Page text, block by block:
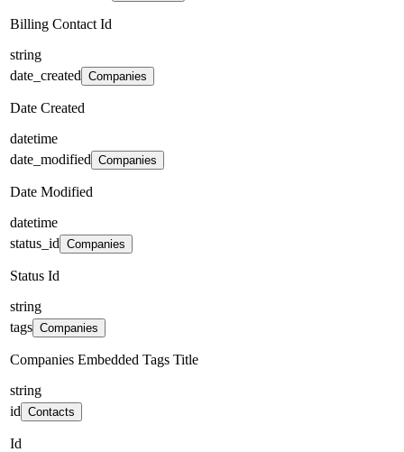
Billing Contact Id
string
date_created Companies
Date Created
datetime
date_modified Companies
Date Modified
datetime
status_id Companies
Status Id
string
tags Companies
Companies Embedded Tags Title
string
id Contacts
Id